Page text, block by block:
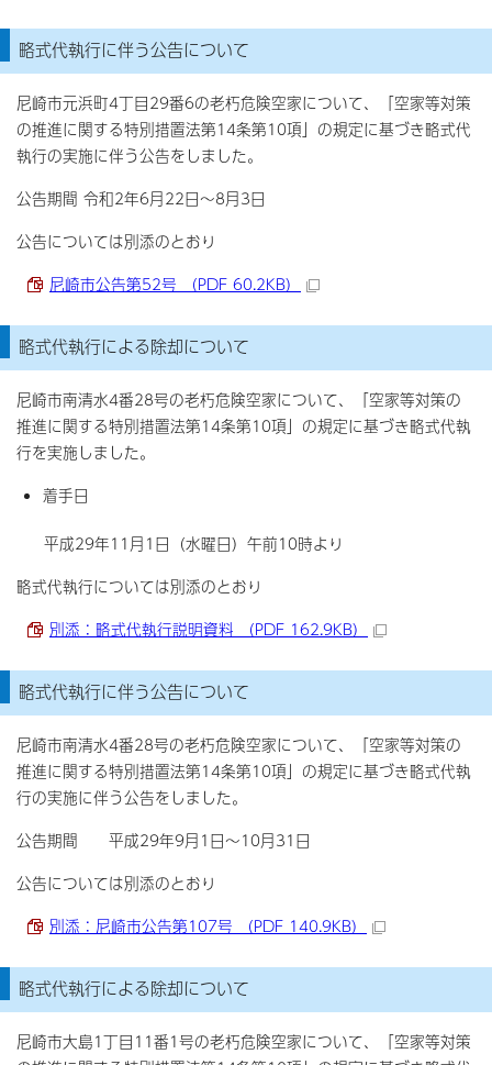
略式代執行に伴う公告について
尼崎市元浜町4丁目29番6の老朽危険空家について、「空家等対策
の推進に関する特別措置法第14条第10項」の規定に基づき略式代
執行の実施に伴う公告をしました。
公告期間 令和2年6月22日～8月3日
公告については別添のとおり
尼崎市公告第52号 （PDF 60.2KB）
略式代執行による除却について
尼崎市南清水4番28号の老朽危険空家について、「空家等対策の
推進に関する特別措置法第14条第10項」の規定に基づき略式代執
行を実施しました。
着手日
平成29年11月1日（水曜日）午前10時より
略式代執行については別添のとおり
別添：略式代執行説明資料 （PDF 162.9KB）
略式代執行に伴う公告について
尼崎市南清水4番28号の老朽危険空家について、「空家等対策の
推進に関する特別措置法第14条第10項」の規定に基づき略式代執
行の実施に伴う公告をしました。
公告期間 平成29年9月1日～10月31日
公告については別添のとおり
別添：尼崎市公告第107号 （PDF 140.9KB）
略式代執行による除却について
尼崎市大島1丁目11番1号の老朽危険空家について、「空家等対策